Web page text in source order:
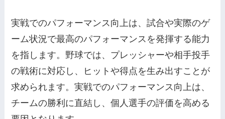
実戦でのパフォーマンス向上は、試合や実際のゲ
ーム状況で最高のパフォーマンスを発揮する能力
を指します。野球では、プレッシャーや相手投手
の戦術に対応し、ヒットや得点を生み出すことが
求められます。実戦でのパフォーマンス向上は、
チームの勝利に直結し、個人選手の評価を高める